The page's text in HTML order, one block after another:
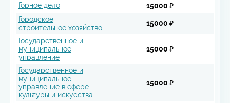
Горное дело
15000 ₽
Городское
строительное хозяйство
15000 ₽
Государственное и
муниципальное
управление
15000 ₽
Государственное и
муниципальное
управление в сфере
культуры и искусства
15000 ₽